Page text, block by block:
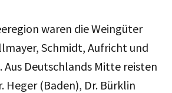
waren die Weingüter
Schmidt, Aufricht und
Aus Deutschlands Mitte reisten
Heger (Baden), Dr. Bürklin